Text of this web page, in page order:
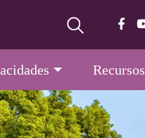
Recursos